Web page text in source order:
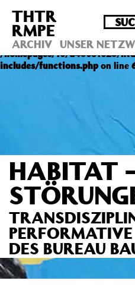
Deprecated : Die Funktion
Version 4.4.0 veraltet!
get_permalink(). in
/homepages/10/d43051023/
includes/functions.phpon line
THTR
RMPE
ARCHIV UNSER
HABITAT
DES BUREAU